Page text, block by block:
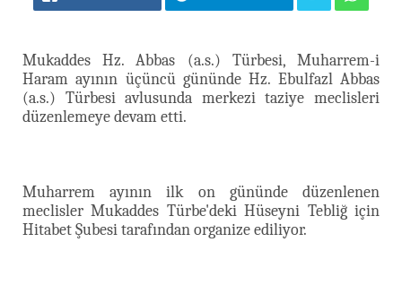
Mukaddes Hz. Abbas (a.s.) Türbesi, Muharrem-i
Haram ayının üçüncü gününde Hz. Ebulfazl Abbas
(a.s.) Türbesi avlusunda merkezi taziye meclisleri
düzenlemeye devam etti.
Muharrem ayının ilk on gününde düzenlenen
meclisler Mukaddes Türbe'deki Hüseyni Tebliğ için
Hitabet Şubesi tarafından organize ediliyor.